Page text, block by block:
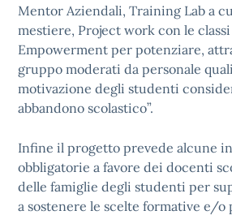
Mentor Aziendali, Training Lab a
mestiere, Project work con le
Empowerment per potenziare,
gruppo moderati da personale
motivazione degli studenti
abbandono scolastico”.
Infine il progetto prevede alcune
obbligatorie a favore dei docenti
delle famiglie degli studenti per
a sostenere le scelte formative e/o